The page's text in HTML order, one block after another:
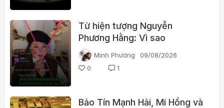
Từ hiện tượng Nguyễn
Phương Hằng: Vì sao
livestream càng gây tranh cãi
càng dễ “bùng nổ”?
Minh Phương
09/08/2026
0
1
Bảo Tín Mạnh Hải, Mi Hồng và